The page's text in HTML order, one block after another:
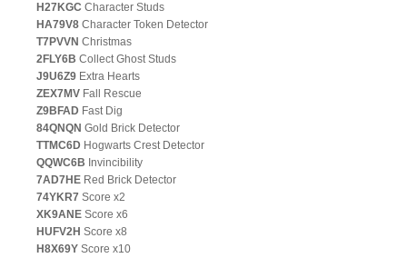
H27KGC Character Studs
HA79V8 Character Token Detector
T7PVVN Christmas
2FLY6B Collect Ghost Studs
J9U6Z9 Extra Hearts
ZEX7MV Fall Rescue
Z9BFAD Fast Dig
84QNQN Gold Brick Detector
TTMC6D Hogwarts Crest Detector
QQWC6B Invincibility
7AD7HE Red Brick Detector
74YKR7 Score x2
XK9ANE Score x6
HUFV2H Score x8
H8X69Y Score x10